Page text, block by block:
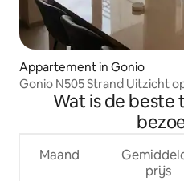
Appartement in Gonio
Gonio N505 Strand Uitzicht
appartement
Wat is de beste
Maand
prijs